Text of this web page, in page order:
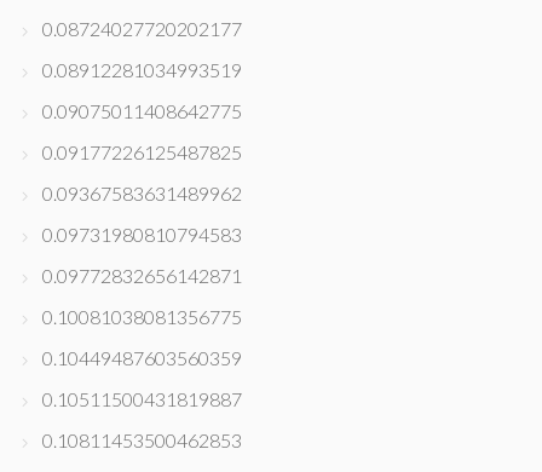
0.08724027720202177
0.08912281034993519
0.09075011408642775
0.09177226125487825
0.09367583631489962
0.09731980810794583
0.09772832656142871
0.10081038081356775
0.10449487603560359
0.10511500431819887
0.10811453500462853